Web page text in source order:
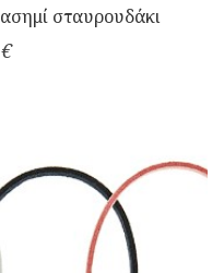
σταυρουδάκι